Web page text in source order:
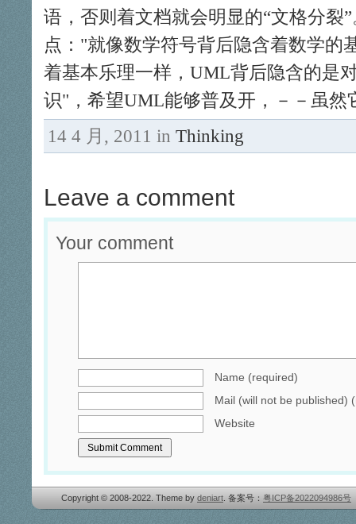
语，否则着文档就会明显的“文格分裂
点：
就像数学符号背后隐含着数学的
着基本乐理一样，UML背后隐含的是
识
，希望UML能够普及开，－－虽
14 4 月, 2011 in Thinking
Leave a comment
Your comment
Name (required)
Mail (will not be published)
Website
Copyright © 2008-2022. Theme by deniart . 备案号： 粤ICP备2022094986号